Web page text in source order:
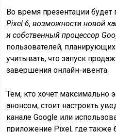
Во время презентации
Pixel 6, возможности новой
и собственный процессор
пользователей,
учитывать, что запуск
завершения онлайн-ивента.
Тем, кто хочет максимально
анонсом, стоит настроить
канале Google или
приложение Pixel, где также